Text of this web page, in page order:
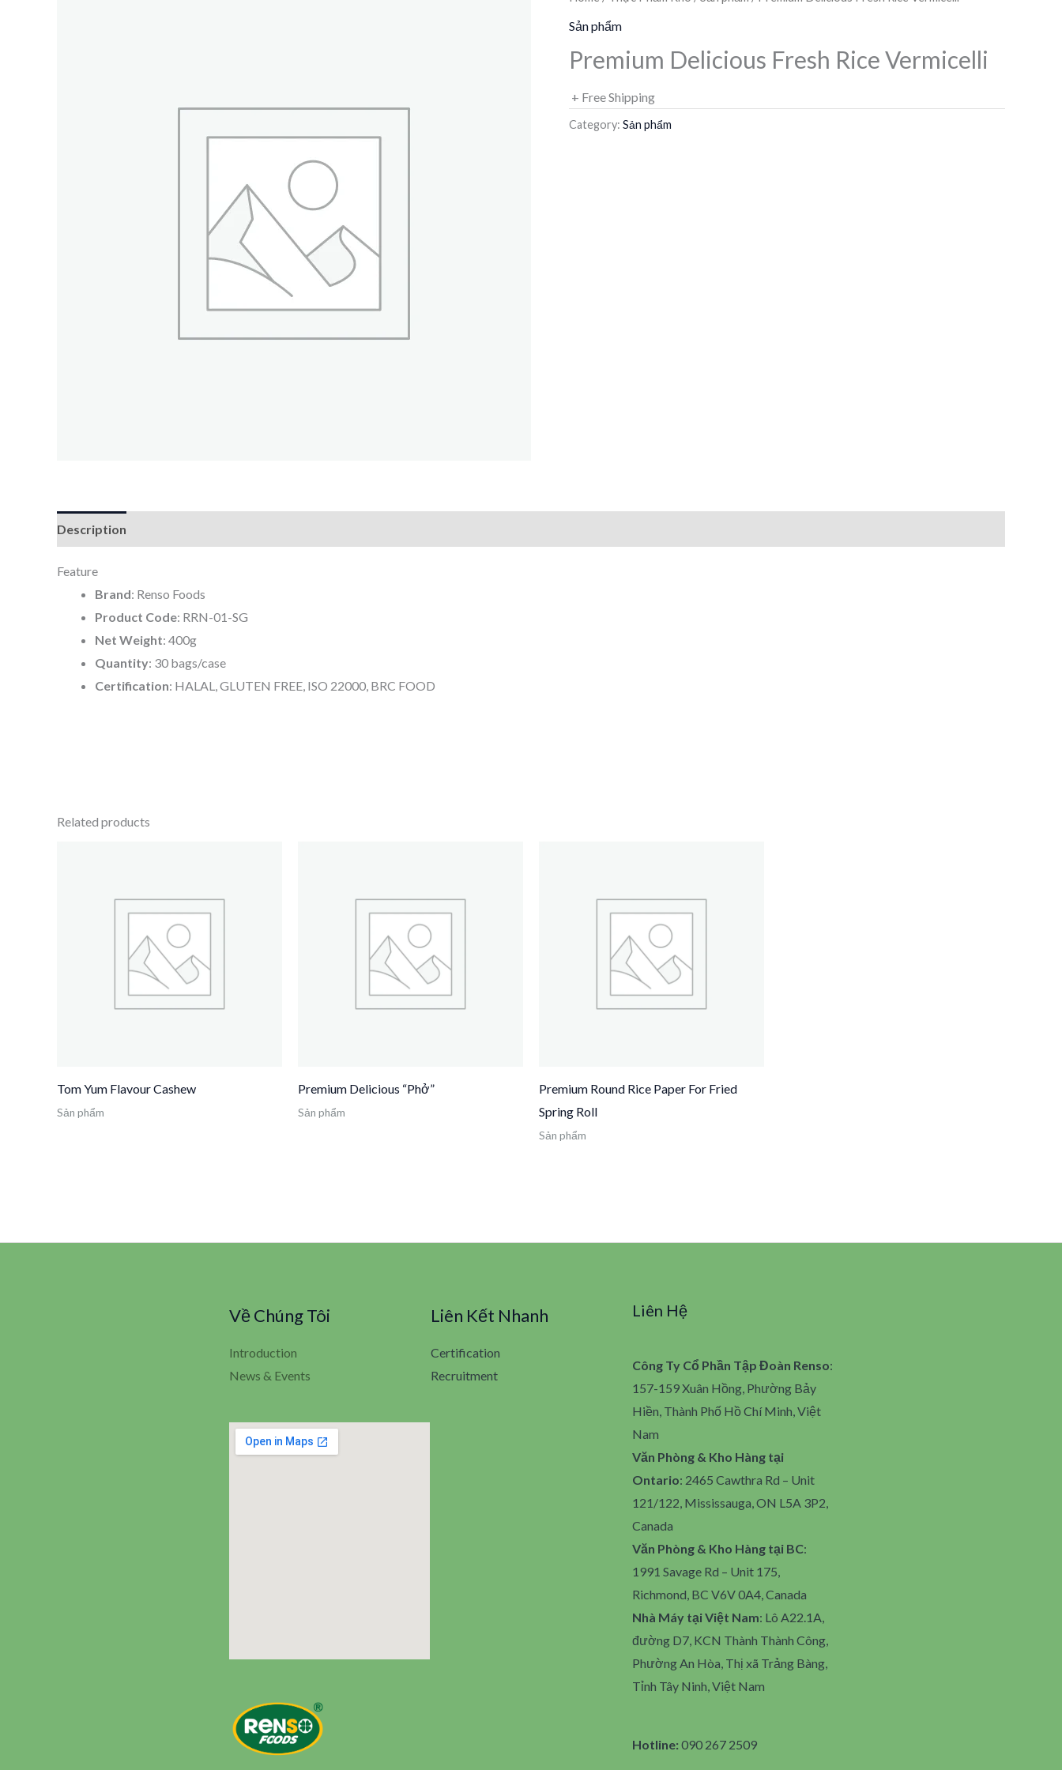
Sản phẩm
Premium Delicious Fresh Rice Vermicelli
+ Free Shipping
Category: Sản phẩm
Description
Feature
Brand: Renso Foods
Product Code: RRN-01-SG
Net Weight: 400g
Quantity: 30 bags/case
Certification: HALAL, GLUTEN FREE, ISO 22000, BRC FOOD
Related products
Tom Yum Flavour Cashew
Sản phẩm
Premium Delicious “Phở”
Sản phẩm
Premium Round Rice Paper For Fried
Spring Roll
Sản phẩm
Về Chúng Tôi
Introduction
News & Events
Liên Kết Nhanh
Certification
Recruitment
Liên Hệ
Công Ty Cổ Phần Tập Đoàn Renso:
157-159 Xuân Hồng, Phường Bảy
Hiền, Thành Phố Hồ Chí Minh, Việt
Nam
Văn Phòng & Kho Hàng tại
Ontario: 2465 Cawthra Rd – Unit
121/122, Mississauga, ON L5A 3P2,
Canada
Văn Phòng & Kho Hàng tại BC:
1991 Savage Rd – Unit 175,
Richmond, BC V6V 0A4, Canada
Nhà Máy tại Việt Nam: Lô A22.1A,
đường D7, KCN Thành Thành Công,
Phường An Hòa, Thị xã Trảng Bàng,
Tỉnh Tây Ninh, Việt Nam
Hotline: 090 267 2509